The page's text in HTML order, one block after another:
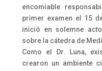
encomiable
primer examen el 15
inició en solemne
sobre la cátedra de
Como el Dr. Luna,
crearon un ambiente